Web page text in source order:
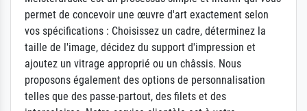
permet de concevoir une œuvre d'art exactement selon
vos spécifications : Choisissez un cadre, déterminez la
taille de l'image, décidez du support d'impression et
ajoutez un vitrage approprié ou un châssis. Nous
proposons également des options de personnalisation
telles que des passe-partout, des filets et des